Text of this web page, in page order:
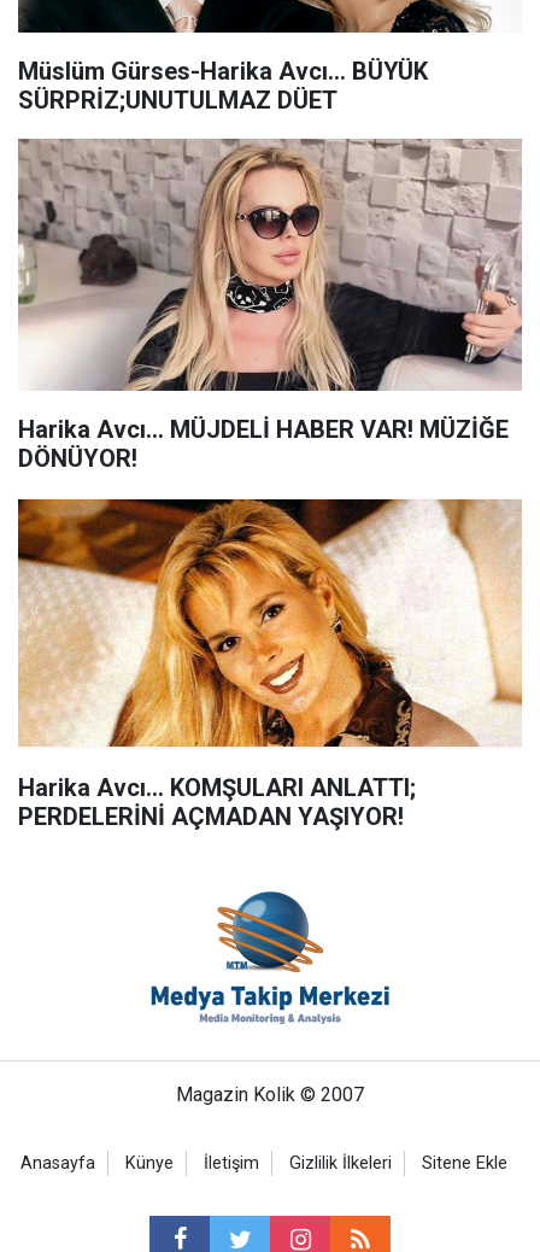
Müslüm Gürses-Harika Avcı… BÜYÜK
SÜRPRİZ;UNUTULMAZ DÜET
Harika Avcı… MÜJDELİ HABER VAR! MÜZİĞE
DÖNÜYOR!
Harika Avcı... KOMŞULARI ANLATTI;
PERDELERİNİ AÇMADAN YAŞIYOR!
Magazin Kolik © 2007
Anasayfa Künye İletişim Gizlilik İlkeleri Sitene Ekle